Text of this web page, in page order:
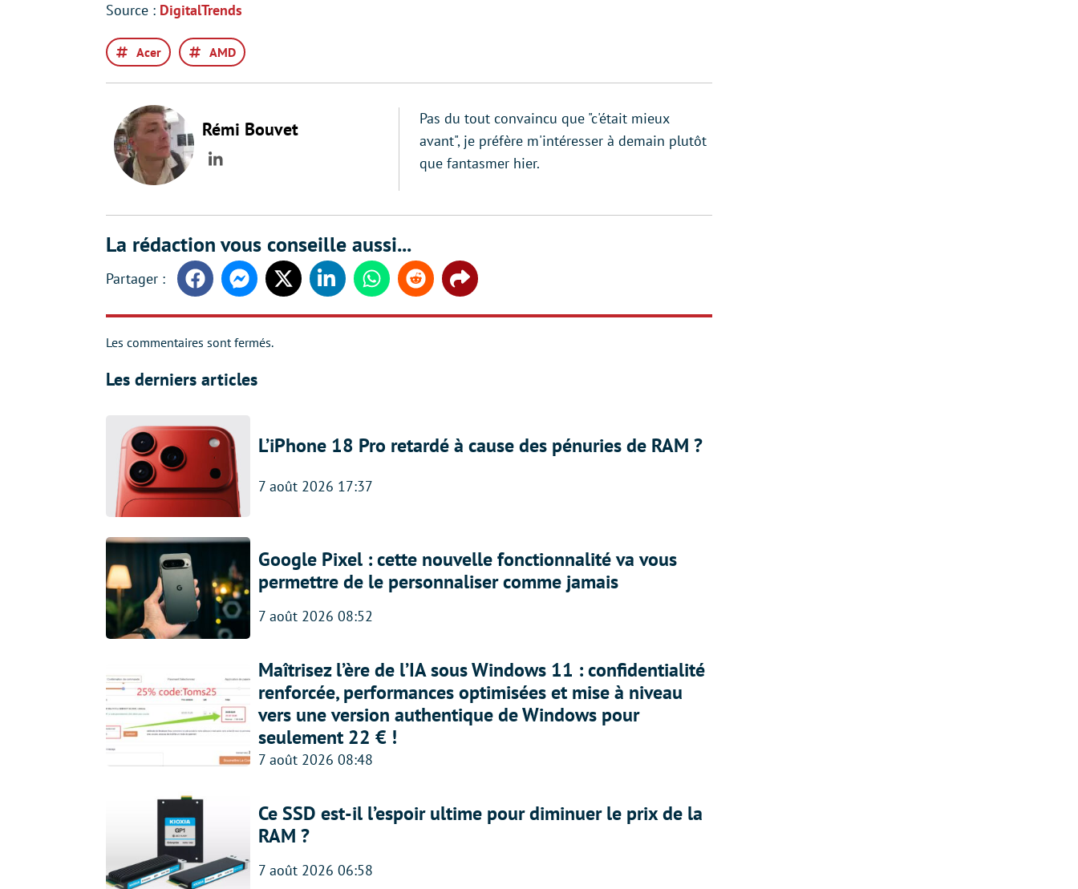
Source : DigitalTrends
Acer AMD
Rémi Bouvet
LinkedIn
Pas du tout convaincu que "c'était mieux
avant", je préfère m'intéresser à demain plutôt
que fantasmer hier.
La rédaction vous conseille aussi...
FacebookMessengerTwitter LinkedinWhatsappReddit Share
Les commentaires sont fermés.
Les derniers articles
L’iPhone 18 Pro retardé à cause des pénuries de RAM ?
7 août 2026 17:37
Google Pixel : cette nouvelle fonctionnalité va vous
permettre de le personnaliser comme jamais
7 août 2026 08:52
Maîtrisez l’ère de l’IA sous Windows 11 : confidentialité
renforcée, performances optimisées et mise à niveau
vers une version authentique de Windows pour
seulement 22 € !
7 août 2026 08:48
Ce SSD est-il l’espoir ultime pour diminuer le prix de la
RAM ?
7 août 2026 06:58